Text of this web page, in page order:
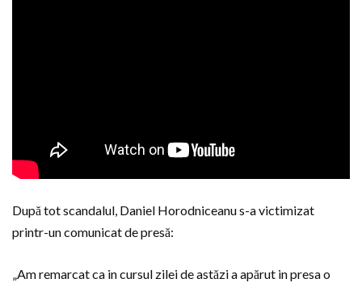
După tot scandalul, Daniel Horodniceanu s-a victimizat
printr-un comunicat de presă:
„Am remarcat ca in cursul zilei de astăzi a apărut in presa o